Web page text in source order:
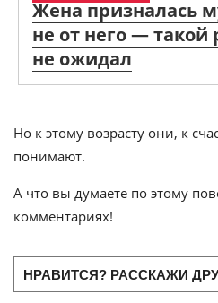
Жена призналась
не от него — такой
не ожидал
Но к этому возрасту они, к
понимают.
А что вы думаете по этому
комментариях!
НРАВИТСЯ? РАССКАЖИ